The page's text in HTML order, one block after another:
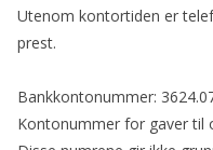
Utenom kontortiden er
prest.
Bankkontonummer:
Kontonummer for gaver til